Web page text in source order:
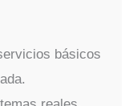
básicos